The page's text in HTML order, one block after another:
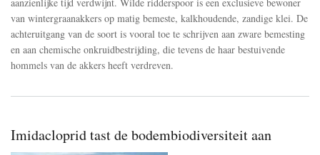
van wintergraanakkers op matig bemeste, kalkhoudende, zandige klei. De
achteruitgang van de soort is vooral toe te schrijven aan zware bemesting
en aan chemische onkruidbestrijding, die tevens de haar bestuivende
hommels van de akkers heeft verdreven.
Imidacloprid tast de bodembiodiversiteit aan